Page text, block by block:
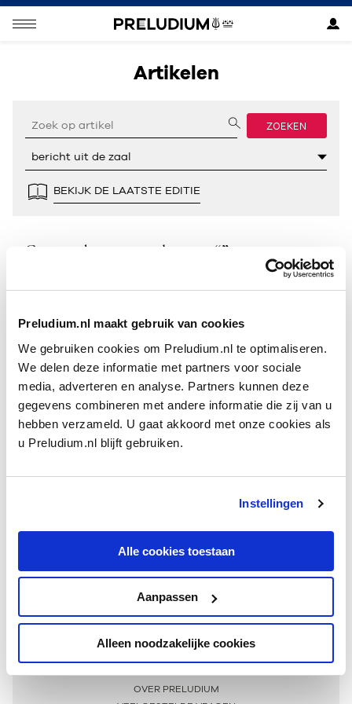
Preludium.nl maakt gebruik van cookies
We gebruiken cookies om Preludium.nl te optimaliseren.
We delen deze informatie met partners voor sociale
media, adverteren en analyse. Partners kunnen deze
gegevens combineren met andere informatie die zij van u
hebben verzameld. U gaat akkoord met onze cookies als
u Preludium.nl blijft gebruiken.
Instellingen
Alle cookies toestaan
Aanpassen
Alleen noodzakelijke cookies
Artikelen
ZOEKEN
BEKIJK DE LAATSTE EDITIE
Geen resultaten gevonden voor “”.
Meer informatie
OVER PRELUDIUM